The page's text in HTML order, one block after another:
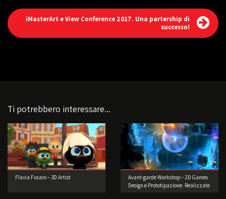
iMasterArt e View Conference 2017. Una partership di
successo!
Ti potrebbero interessare...
Flavia Fusaro – 3D Artist
Avant-garde Workshop – 2D Games
Design e Prototipazione. Realizzate